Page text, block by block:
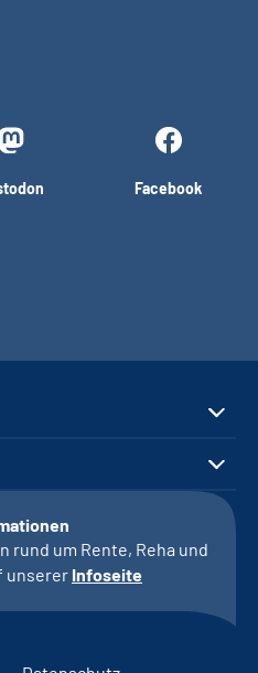
Facebook
rund um Rente, Reha und
unserer Infoseite